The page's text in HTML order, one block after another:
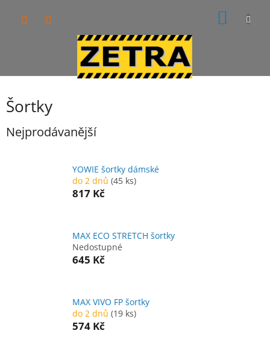
Šortky
Nejprodávanější
YOWIE šortky dámské
do 2 dnů (45 ks)
817 Kč
MAX ECO STRETCH šortky
Nedostupné
645 Kč
MAX VIVO FP šortky
do 2 dnů (19 ks)
574 Kč